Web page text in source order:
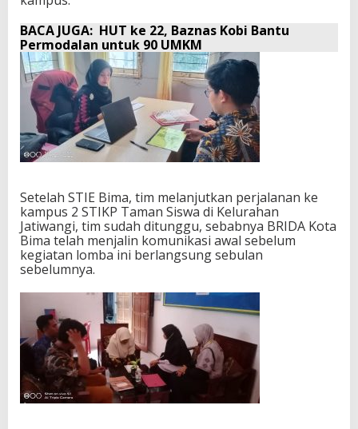
BACA JUGA: HUT ke 22, Baznas Kobi Bantu
Permodalan untuk 90 UMKM
Setelah STIE Bima, tim melanjutkan perjalanan ke
kampus 2 STIKP Taman Siswa di Kelurahan
Jatiwangi, tim sudah ditunggu, sebabnya BRIDA Kota
Bima telah menjalin komunikasi awal sebelum
kegiatan lomba ini berlangsung sebulan
sebelumnya.